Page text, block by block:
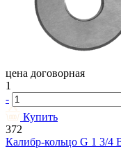
цена договорная
1
-
Купить
372
Калибр-кольцо G 1 3/